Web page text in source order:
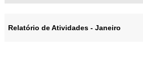
Relatório de Atividades - Janeiro